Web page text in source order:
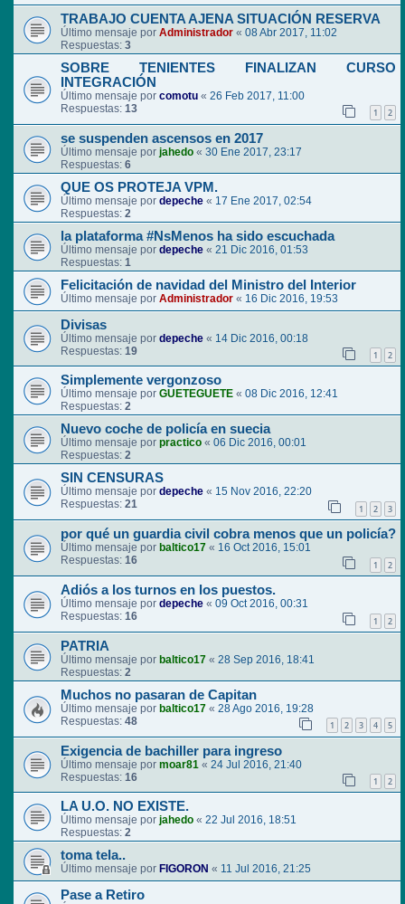
TRABAJO CUENTA AJENA SITUACIÓN RESERVA
Último mensaje por Administrador « 08 Abr 2017, 11:02
Respuestas: 3
SOBRE TENIENTES FINALIZAN CURSO
INTEGRACIÓN
Último mensaje por comotu « 26 Feb 2017, 11:00
Respuestas: 13 1 2
se suspenden ascensos en 2017
Último mensaje por jahedo « 30 Ene 2017, 23:17
Respuestas: 6
QUE OS PROTEJA VPM.
Último mensaje por depeche « 17 Ene 2017, 02:54
Respuestas: 2
la plataforma #NsMenos ha sido escuchada
Último mensaje por depeche « 21 Dic 2016, 01:53
Respuestas: 1
Felicitación de navidad del Ministro del Interior
Último mensaje por Administrador « 16 Dic 2016, 19:53
Divisas
Último mensaje por depeche « 14 Dic 2016, 00:18
Respuestas: 19 1 2
Simplemente vergonzoso
Último mensaje por GUETEGUETE « 08 Dic 2016, 12:41
Respuestas: 2
Nuevo coche de policía en suecia
Último mensaje por practico « 06 Dic 2016, 00:01
Respuestas: 2
SIN CENSURAS
Último mensaje por depeche « 15 Nov 2016, 22:20
Respuestas: 21 1 2 3
por qué un guardia civil cobra menos que un policía?
Último mensaje por baltico17 « 16 Oct 2016, 15:01
Respuestas: 16 1 2
Adiós a los turnos en los puestos.
Último mensaje por depeche « 09 Oct 2016, 00:31
Respuestas: 16 1 2
PATRIA
Último mensaje por baltico17 « 28 Sep 2016, 18:41
Respuestas: 2
Muchos no pasaran de Capitan
Último mensaje por baltico17 « 28 Ago 2016, 19:28
Respuestas: 48 1 2 3 4 5
Exigencia de bachiller para ingreso
Último mensaje por moar81 « 24 Jul 2016, 21:40
Respuestas: 16 1 2
LA U.O. NO EXISTE.
Último mensaje por jahedo « 22 Jul 2016, 18:51
Respuestas: 2
toma tela..
Último mensaje por FIGORON « 11 Jul 2016, 21:25
Pase a Retiro